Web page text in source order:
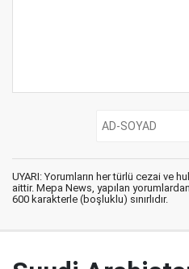
UYARI: Yorumların her türlü cezai ve
aittir. Mepa News, yapılan
600 karakterle (boşluklu) sınırlıdır.